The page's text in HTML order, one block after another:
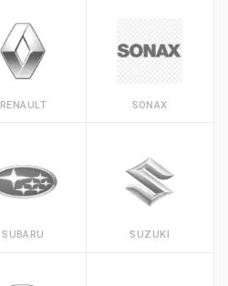
RENAULT SONAX
SUBARU SUZUKI